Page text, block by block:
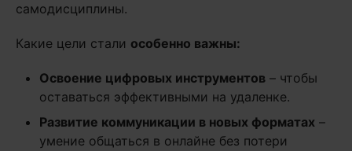
самодисциплины.
Какие цели стали особенно важны:
Освоение цифровых инструментов – чтобы
оставаться эффективными на удаленке.
Развитие коммуникации в новых форматах –
умение общаться в онлайне без потери